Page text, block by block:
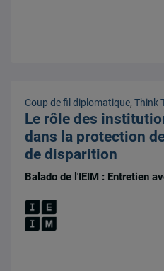
Coup de fil diplomatique,Think
Le rôle des
dans la protection
de disparition
Balado de l'IEIM : Entretien